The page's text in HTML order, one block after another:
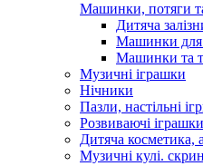
Машинки, потяги
Дитяча
Машинки для
Машинки та
Музичні іграшки
Нічники
Пазли, настільні
Розвиваючі іграшки
Дитяча косметика,
Музичні кулі.